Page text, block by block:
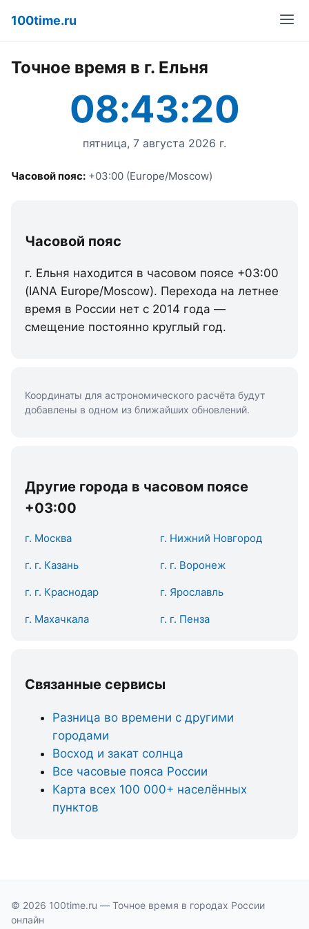
100time.ru
Точное время в г. Ельня
08:43:20
пятница, 7 августа 2026 г.
Часовой пояс: +03:00 (Europe/Moscow)
Часовой пояс
г. Ельня находится в часовом поясе +03:00
(IANA Europe/Moscow). Перехода на летнее
время в России нет с 2014 года —
смещение постоянно круглый год.
Координаты для астрономического расчёта будут
добавлены в одном из ближайших обновлений.
Другие города в часовом поясе
+03:00
г. Москва г. Нижний Новгород
г. г. Казань г. г. Воронеж
г. г. Краснодар г. Ярославль
г. Махачкала г. г. Пенза
Связанные сервисы
Разница во времени с другими
городами
Восход и закат солнца
Все часовые пояса России
Карта всех 100 000+ населённых
пунктов
© 2026 100time.ru — Точное время в городах России
онлайн